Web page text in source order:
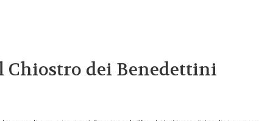
Chiostro dei Benedettini